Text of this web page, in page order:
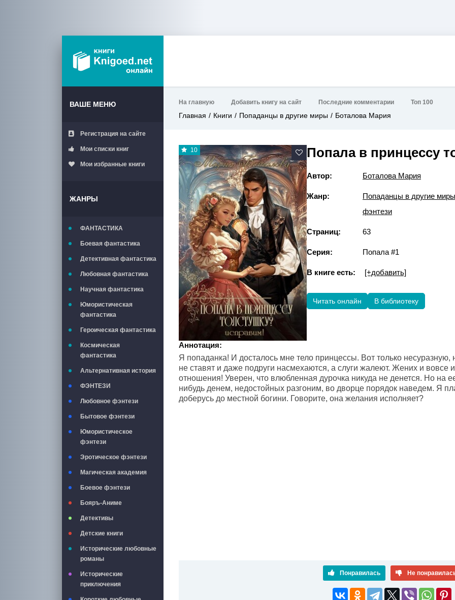
ВАШЕ МЕНЮ
Регистрация на сайте
Мои списки книг
Мои избранные книги
ЖАНРЫ
ФАНТАСТИКА
Боевая фантастика
Детективная фантастика
Любовная фантастика
Научная фантастика
Юмористическая
фантастика
Героическая фантастика
Космическая
фантастика
Альтернативная история
ФЭНТЕЗИ
Любовное фэнтези
Бытовое фэнтези
Юмористическое
фэнтези
Эротическое фэнтези
Магическая академия
Боевое фэнтези
Бояръ-Аниме
Детективы
Детские книги
Исторические любовные
романы
Исторические
приключения
На главную Добавить книгу на сайт Последние комментарии Топ 100
Главная Книги Попаданцы в другие миры Боталова Мария
10 Попала в принцессу
Автор: Боталова Мария
Жанр:
Попаданцы в другие миры
фэнтези
Страниц: 63
Серия: Попала #1
В книге есть: [+добавить]
Читать онлайн В библиотеку
Аннотация:
Я попаданка! И досталось мне тело принцессы. Вот только
не ставят и даже подруги насмехаются, а слуги жалеют. Жених и вовсе
отношения! Уверен, что влюбленная дурочка никуда не денется. Но на
нибудь денем, недостойных разгоним, во дворце порядок наведем. Я
доберусь до местной богини. Говорите, она желания исполняет?
Понравилась Не